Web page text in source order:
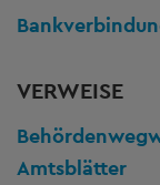
VERWEISE
Amtsblätter